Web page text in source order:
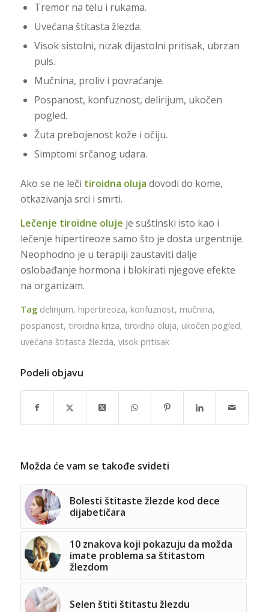
Tremor na telu i rukama.
Uvećana štitasta žlezda.
Visok sistolni, nizak dijastolni pritisak, ubrzan
puls.
Mučnina, proliv i povraćanje.
Pospanost, konfuznost, delirijum, ukočen
pogled.
Žuta prebojenost kože i očiju.
Simptomi srčanog udara.
Ako se ne leči tiroidna oluja dovodi do kome,
otkazivanja srci i smrti.
Lečenje tiroidne oluje je suštinski isto kao i
lečenje hipertireoze samo što je dosta urgentnije.
Neophodno je u terapiji zaustaviti dalje
oslobađanje hormona i blokirati njegove efekte
na organizam.
Tag delirijum, hipertireoza, konfuznost, mučnina,
pospanost, tiroidna kriza, tiroidna oluja, ukočen pogled,
uvećana štitasta žlezda, visok pritisak
Podeli objavu
Možda će vam se takođe svideti
Bolesti štitaste žlezde kod dece
dijabetičara
10 znakova koji pokazuju da možda
imate problema sa štitastom
žlezdom
Selen štiti štitastu žlezdu